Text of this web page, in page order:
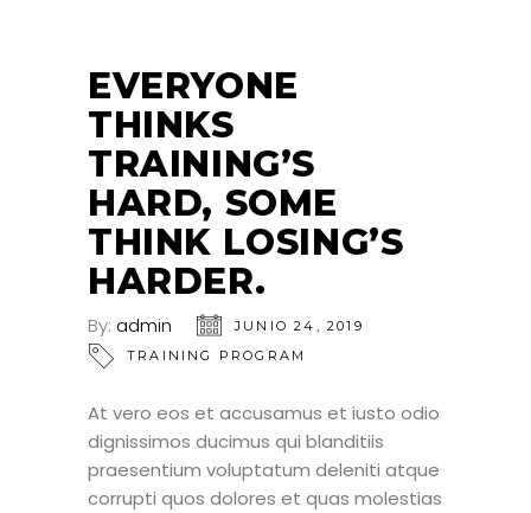
EVERYONE
THINKS
TRAINING’S
HARD, SOME
THINK LOSING’S
HARDER.
By: admin
JUNIO 24, 2019
TRAINING PROGRAM
At vero eos et accusamus et iusto odio
dignissimos ducimus qui blanditiis
praesentium voluptatum deleniti atque
corrupti quos dolores et quas molestias